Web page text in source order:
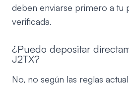
deben enviarse primero a tu
verificada.
¿Puedo depositar
J2TX?
No, no según las reglas